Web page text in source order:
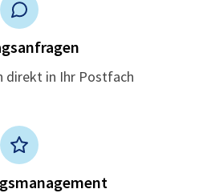
direkt in Ihr Postfach